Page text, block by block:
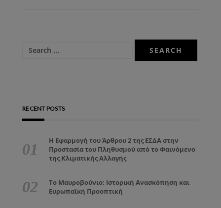
RECENT POSTS
Η Εφαρμογή του Άρθρου 2 της ΕΣΔΑ στην
Προστασία του Πληθυσμού από το Φαινόμενο
της Κλιματικής Αλλαγής
Το Μαυροβούνιο: Ιστορική Ανασκόπηση και
Ευρωπαϊκή Προοπτική